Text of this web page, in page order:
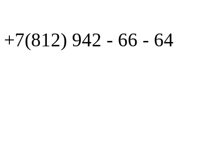
+7(812) 942 - 66 - 64